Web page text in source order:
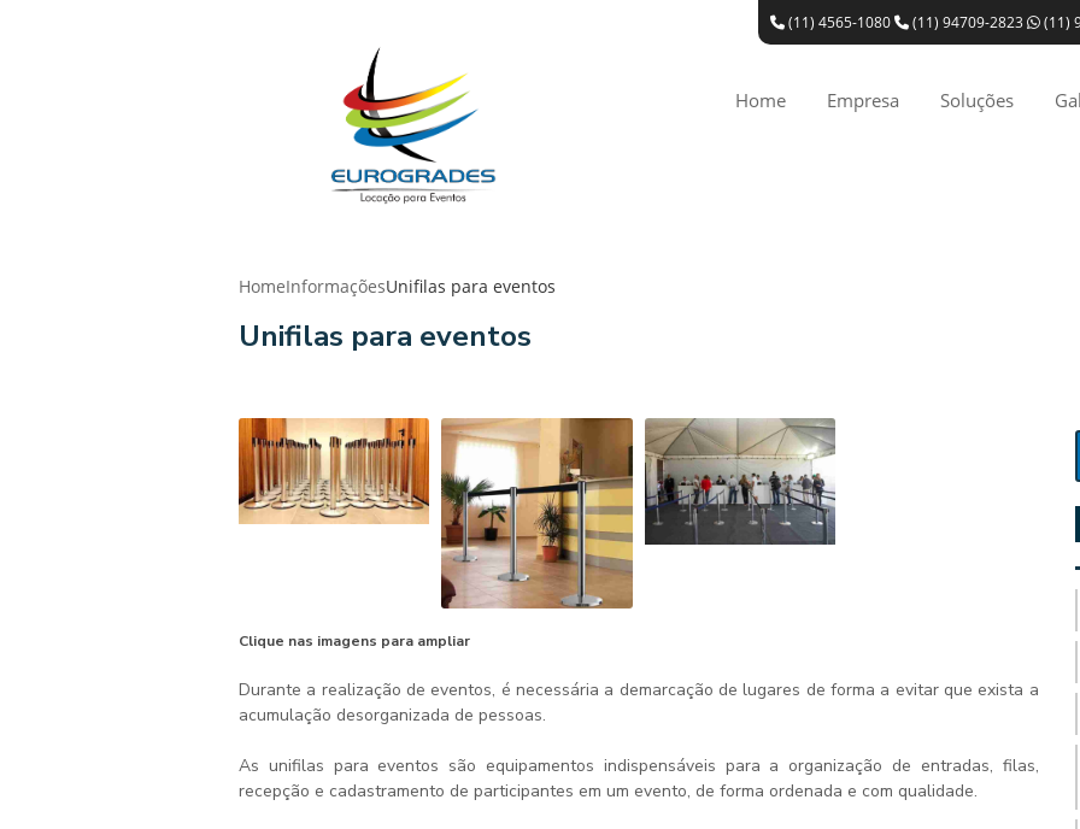
Home Empresa Soluções
(11) 4565-1080 (11) 94709-2823 (11)
HomeInformaçõesUnifilas para eventos
Unifilas para eventos
Clique nas imagens para ampliar
Durante a realização de eventos, é necessária a demarcação de lugares de forma a evitar que exista a
acumulação desorganizada de pessoas.
As unifilas para eventos são equipamentos indispensáveis para a organização de entradas, filas,
recepção e cadastramento de participantes em um evento, de forma ordenada e com qualidade.